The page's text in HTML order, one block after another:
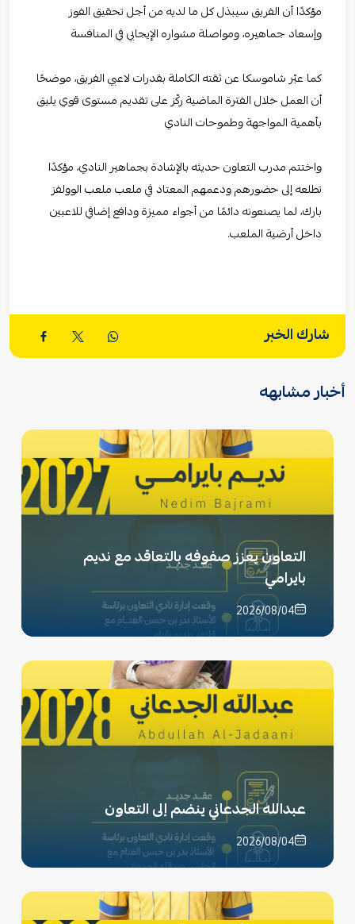
مؤكدًا أن الفريق سيبذل كل ما لديه من أجل تحقيق الفوز
وإسعاد جماهيره، ومواصلة مشواره الإيجابي في المنافسة
كما عبّر شاموسكا عن ثقته الكاملة بقدرات لاعبي الفريق، موضحًا
أن العمل خلال الفترة الماضية ركّز على تقديم مستوى قوي يليق
بأهمية المواجهة وطموحات النادي
واختتم مدرب التعاون حديثه بالإشادة بجماهير النادي، مؤكدًا
تطلعه إلى حضورهم ودعمهم المعتاد في ملعب ملعب الوولفز
بارك، لما يصنعونه دائمًا من أجواء مميزة ودافع إضافي للاعبين
داخل أرضية الملعب.
شارك الخبر
أخبار مشابهه
التعاون يعزز صفوفه بالتعاقد مع نديم
بايرامي
2026/08/04
عبدالله الجدعاني ينضم إلى التعاون
2026/08/04